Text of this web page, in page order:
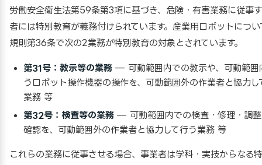
労働安全衛生法第59条第3項に基づき、危険・有害業務に従事
者には特別教育が義務付けられています。産業用ロボットにつ
規則第36条で次の2業務が特別教育の対象とされています。
第31号：教示等の業務 — 可動範囲内での教示や、可動範囲
うロボット操作機器の操作を、可動範囲外の作業者と協力し
業務 等
第32号：検査等の業務 — 可動範囲内での検査・修理・調
確認を、可動範囲外の作業者と協力して行う業務 等
これらの業務に従事させる場合、事業者は学科・実技からなる